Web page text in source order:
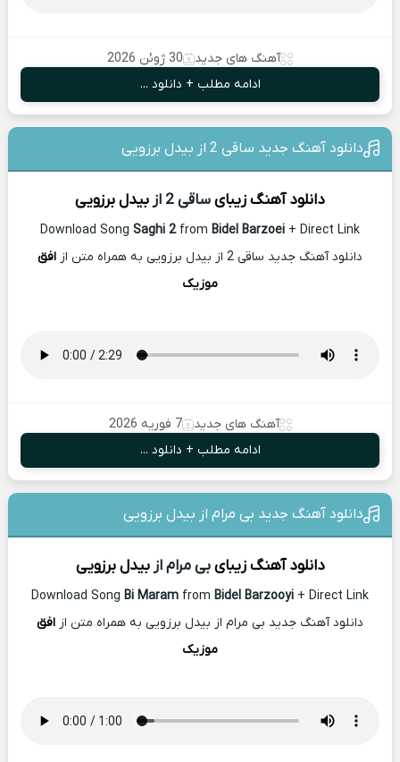
آهنگ های جدید
30 ژوئن 2026
ادامه مطلب + دانلود ...
دانلود آهنگ جدید ساقی 2 از بیدل برزویی
دانلود آهنگ زیبایساقی 2 از بیدل برزویی
Download Song Saghi 2from Bidel Barzoei + Direct Link
دانلود آهنگ جدید ساقی 2 از بیدل برزویی به همراه متن از
افق
موزیک
آهنگ های جدید
7 فوریه 2026
ادامه مطلب + دانلود ...
دانلود آهنگ جدید بی مرام از بیدل برزویی
دانلود آهنگ زیبای بی مرام ازبیدل برزویی
Download Song Bi Maram from Bidel Barzooyi + Direct Link
دانلود آهنگ جدید بی مرام از بیدل برزویی به همراه متن از افق
موزیک